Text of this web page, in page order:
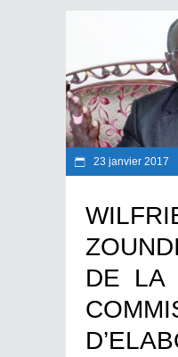
23 janvier 2017
DE LA